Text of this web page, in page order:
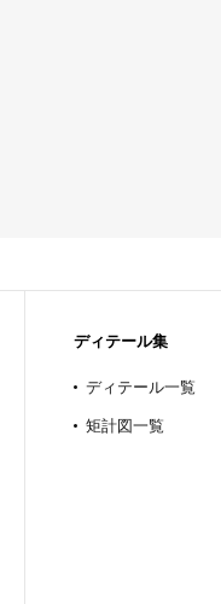
ディテール集
ディテール一覧
矩計図一覧